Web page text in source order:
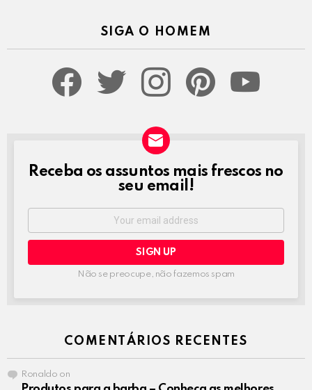
SIGA O HOMEM
NEWSLETTER
Receba os assuntos mais frescos no
seu email!
Não se preocupe, não fazemos spam
COMENTÁRIOS RECENTES
Ronaldo on